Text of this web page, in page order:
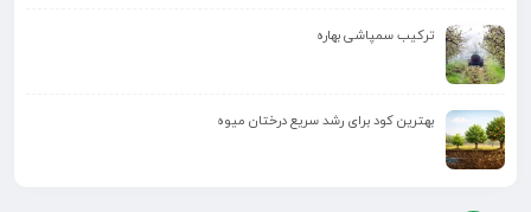
ترکیب سمپاشی بهاره
بهترین کود برای رشد سریع درختان میوه